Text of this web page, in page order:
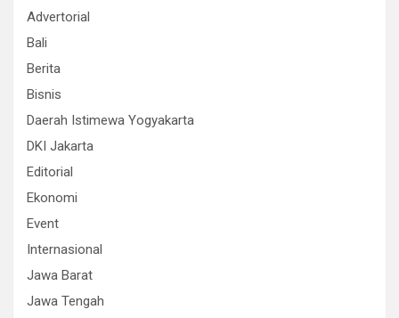
Advertorial
Bali
Berita
Bisnis
Daerah Istimewa Yogyakarta
DKI Jakarta
Editorial
Ekonomi
Event
Internasional
Jawa Barat
Jawa Tengah